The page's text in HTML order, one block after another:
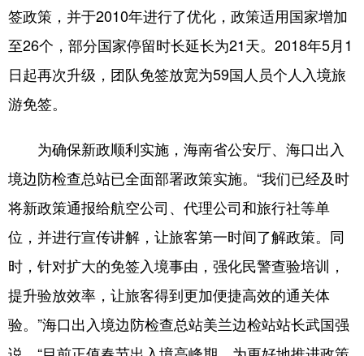
签政策，并于2010年进行了优化，政策适用国家增加
至26个，部分国家停留时长延长为21天。2018年5月1
日起再次升级，团队免签放宽为59国人员个人入境旅
游免签。
为确保新政顺利实施，海南省公安厅、海口出入
境边防检查总站已全面部署政策实施。“我们已经及时
将新政策通报给航空公司、代理公司和旅行社等单
位，并进行宣传讲解，让旅客第一时间了解政策。同
时，针对扩大的免签入境事由，强化民警查验培训，
提升验放效率，让旅客得到更加便捷高效的通关体
验。”海口出入境边防检查总站美兰边检站站长武国强